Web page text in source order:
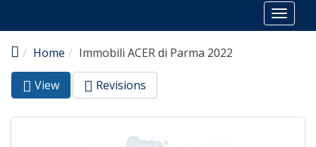
Toggle
Home
Immobili ACER di Parma 2022
Primary tabs
View (active
tab)
Revisions